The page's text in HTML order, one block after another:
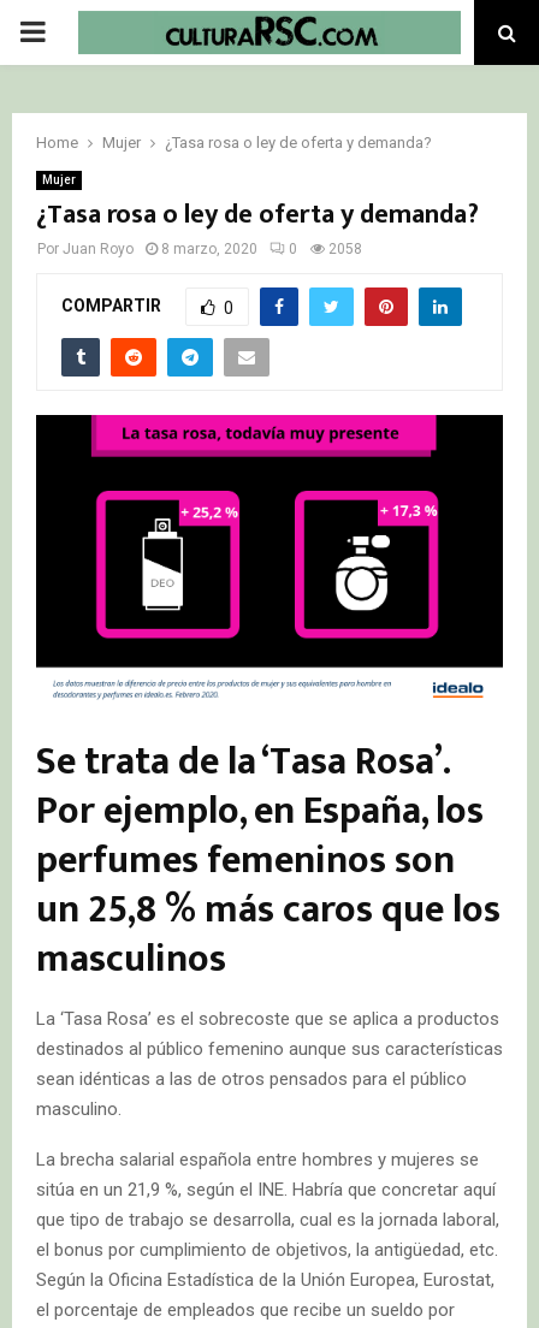
PRIMARY
Home Mujer ¿Tasa rosa o ley de oferta y demanda?
Mujer
¿Tasa rosa o ley de oferta y demanda?
Por Juan Royo 8 marzo, 2020 0 2058
COMPARTIR 0
Se trata de la ‘Tasa Rosa’.
Por ejemplo, en España, los
perfumes femeninos son
un 25,8 % más caros que los
masculinos
La ‘Tasa Rosa’ es el sobrecoste que se aplica a productos
destinados al público femenino aunque sus características
sean idénticas a las de otros pensados para el público
masculino.
La brecha salarial española entre hombres y mujeres se
sitúa en un 21,9 %, según el INE. Habría que concretar aquí
que tipo de trabajo se desarrolla, cual es la jornada laboral,
el bonus por cumplimiento de objetivos, la antigüedad, etc.
Según la Oficina Estadística de la Unión Europea, Eurostat,
el porcentaje de empleados que recibe un sueldo por